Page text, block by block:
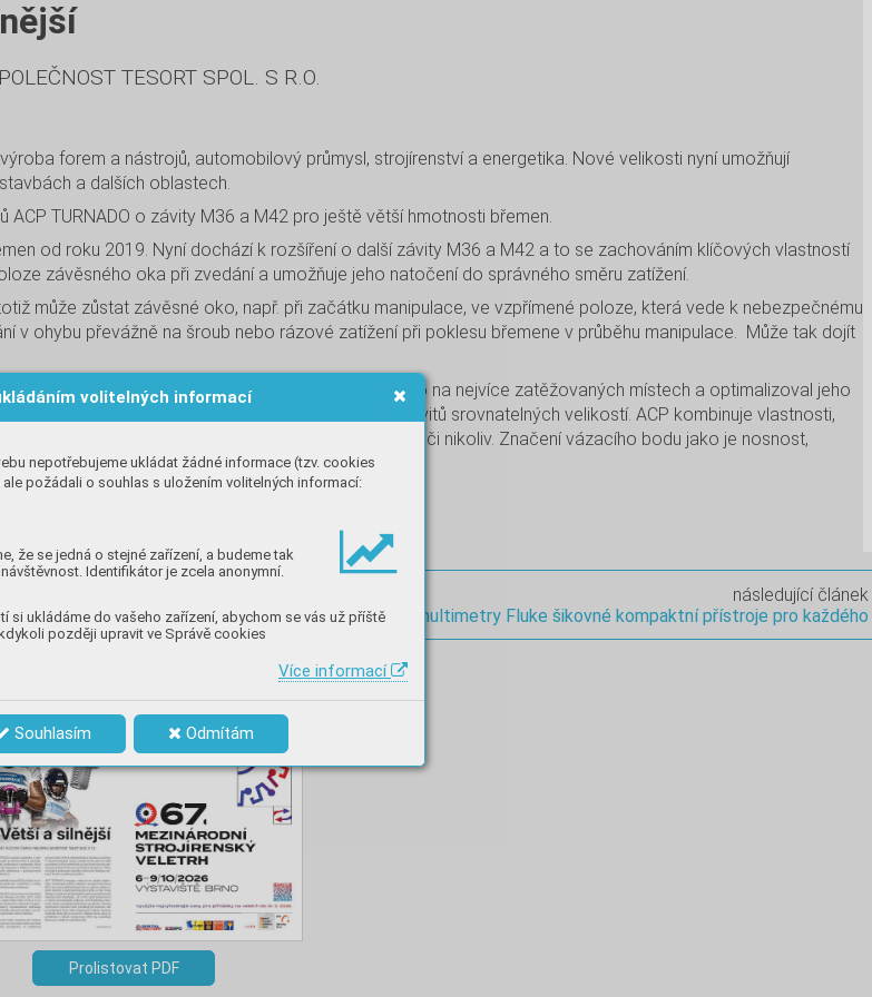
volitelných informací
nepotřebujeme ukládat žádné informace (tzv. cookies
požádali o souhlas s uložením volitelných informací:
že se jedná o stejné zařízení, a budeme tak
Identifikátor je zcela anonymní.
si ukládáme do vašeho zařízení, abychom se vás už příště
později upravit ve Správě cookies
Více informací
Souhlasím Odmítám
TESORT SPOL. S R.O.
forem a nástrojů, automobilový průmysl, strojírenství a energetika. Nové velikosti nyní umožňují
a dalších oblastech.
TURNADO o závity M36 a M42 pro ještě větší hmotnosti břemen.
od roku 2019. Nyní dochází k rozšíření o další závity M36 a M42 a to se zachováním klíčových vlastností
závěsného oka při zvedání a umožňuje jeho natočení do správného směru zatížení.
může zůstat závěsné oko, např. při začátku manipulace, ve vzpřímené poloze, která vede k nebezpečnému
v ohybu převážně na šroub nebo rázové zatížení při poklesu břemene v průběhu manipulace. Může tak dojít
Vývojový tým firmy RUD zároveň posílil závěsné oko na nejvíce zatěžovaných místech a optimalizoval jeho
nové standardy - až o 30% vyšší nosnosti než u závitů srovnatelných velikostí. ACP kombinuje vlastnosti,
při kontrole, zda je opotřebení bodu stále bezpečné či nikoliv. Značení vázacího bodu jako je nosnost,
a evidenci vázacích bodů.
následující článek
Nové multimetry Fluke šikovné kompaktní přístroje pro každého
Prolistovat PDF